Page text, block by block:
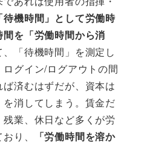
待機時間」として労働時
を「労働時間から消
、「待機時間」を測定し
グイン/ログアウトの間
済むはずだが、資本は
を消してしまう。賃金だ
業、休日など多くが労
り、
「労働時間を溶か